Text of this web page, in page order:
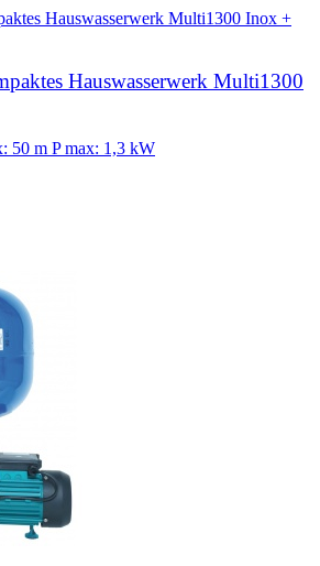
Hauswasserwerk Multi1300
50 m P max: 1,3 kW